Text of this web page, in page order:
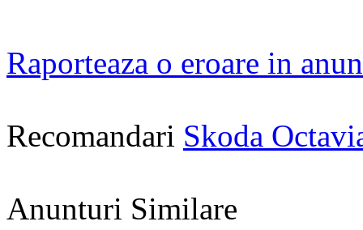
Raporteaza o eroare in
Recomandari Skoda
Anunturi Similare